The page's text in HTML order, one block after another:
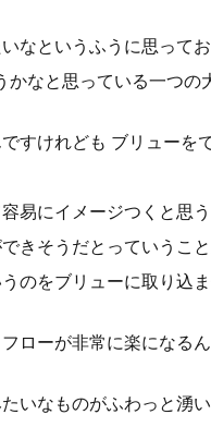
なというふうに思って
なと思っている一つの
すけれども ブリューを
易にイメージつくと思
きそうだとっていうこ
のをブリューに取り込
ローが非常に楽になる
いなものがふわっと湧